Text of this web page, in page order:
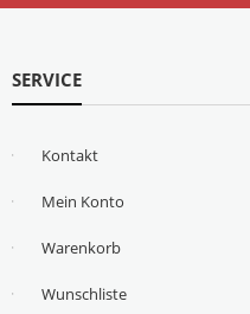
SERVICE
Kontakt
Mein Konto
Warenkorb
Wunschliste